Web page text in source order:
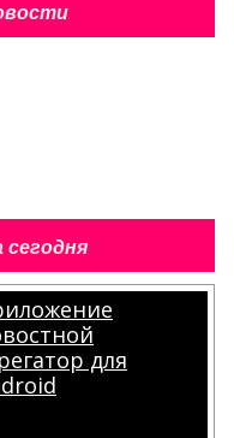
сегодня
для